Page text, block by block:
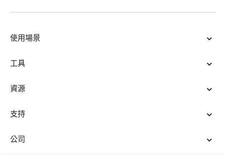
使用場景
工具
資源
支持
公司